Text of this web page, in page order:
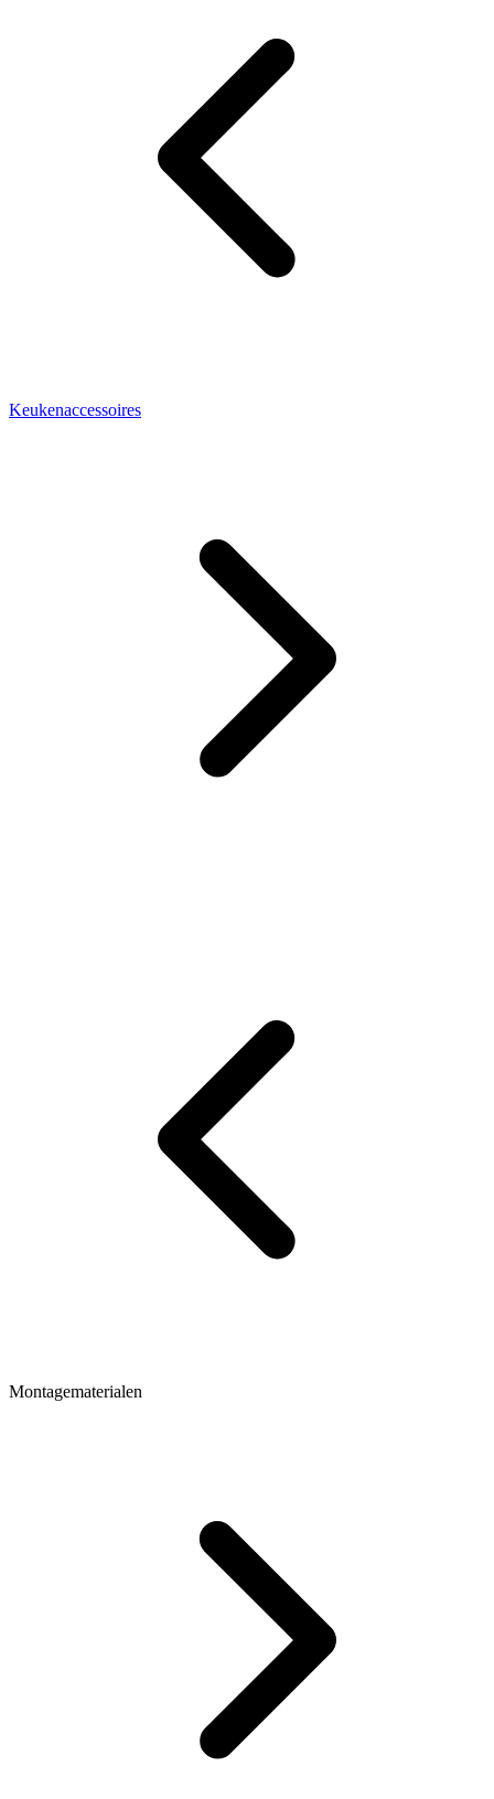
Keukenaccessoires
Montagematerialen